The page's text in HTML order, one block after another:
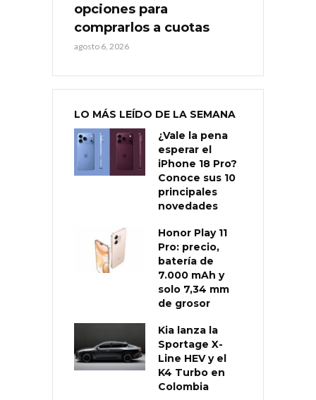
opciones para
comprarlos a cuotas
agosto 6, 2026
LO MÁS LEÍDO DE LA SEMANA
¿Vale la pena
esperar el
iPhone 18 Pro?
Conoce sus 10
principales
novedades
Honor Play 11
Pro: precio,
batería de
7.000 mAh y
solo 7,34 mm
de grosor
Kia lanza la
Sportage X-
Line HEV y el
K4 Turbo en
Colombia